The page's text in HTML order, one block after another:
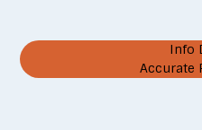
Info
Accurate